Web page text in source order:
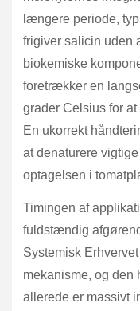
længere periode,
frigiver salicin uden
biokemiske
foretrækker en
grader Celsius for
En ukorrekt
at denaturere
optagelsen i
Timingen af
fuldstændig
Systemisk
mekanisme, og den
allerede er massivt